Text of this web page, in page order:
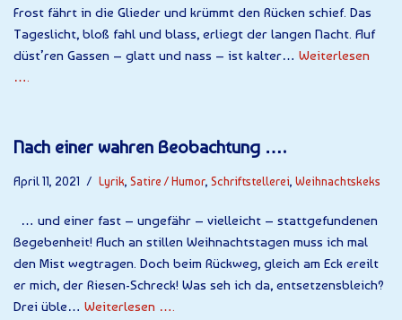
Frost fährt in die Glieder und krümmt den Rücken schief. Das
Tageslicht, bloß fahl und blass, erliegt der langen Nacht. Auf
düst’ren Gassen – glatt und nass – ist kalter… Weiterlesen
….
Nach einer wahren Beobachtung ….
April 11, 2021 Lyrik, Satire / Humor, Schriftstellerei, Weihnachtskeks
… und einer fast – ungefähr – vielleicht – stattgefundenen
Begebenheit! Auch an stillen Weihnachtstagen muss ich mal
den Mist wegtragen. Doch beim Rückweg, gleich am Eck ereilt
er mich, der Riesen-Schreck! Was seh ich da, entsetzensbleich?
Drei üble… Weiterlesen ….